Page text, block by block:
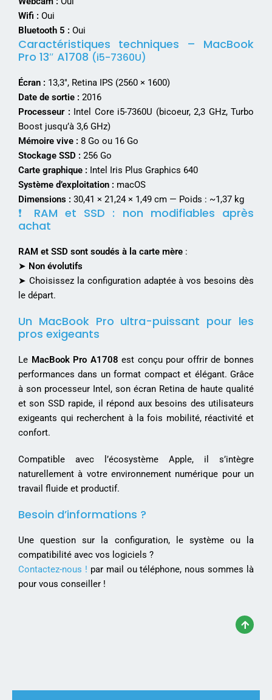
Wifi : Oui
Bluetooth 5 : Oui
Caractéristiques techniques – MacBook
Pro 13″ A1708 (i5-7360U)
Écran : 13,3″, Retina IPS (2560 × 1600)
Date de sortie : 2016
Processeur : Intel Core i5-7360U (bicoeur, 2,3 GHz, Turbo
Boost jusqu’à 3,6 GHz)
Mémoire vive : 8 Go ou 16 Go
Stockage SSD : 256 Go
Carte graphique : Intel Iris Plus Graphics 640
Système d’exploitation : macOS
Dimensions : 30,41 × 21,24 × 1,49 cm — Poids : ~1,37 kg
❗ RAM et SSD : non modifiables après
achat
RAM et SSD sont soudés à la carte mère :
➤ Non évolutifs
➤ Choisissez la configuration adaptée à vos besoins dès
le départ.
Un MacBook Pro ultra-puissant pour les
pros exigeants
Le MacBook Pro A1708 est conçu pour offrir de bonnes
performances dans un format compact et élégant. Grâce
à son processeur Intel, son écran Retina de haute qualité
et son SSD rapide, il répond aux besoins des utilisateurs
exigeants qui recherchent à la fois mobilité, réactivité et
confort.
Compatible avec l’écosystème Apple, il s’intègre
naturellement à votre environnement numérique pour un
travail fluide et productif.
Besoin d’informations ?
Une question sur la configuration, le système ou la
compatibilité avec vos logiciels ?
Contactez-nous ! par mail ou téléphone, nous sommes là
pour vous conseiller !